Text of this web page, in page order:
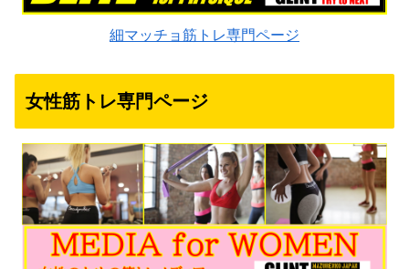
細マッチョ筋トレ専門ページ
女性筋トレ専門ページ